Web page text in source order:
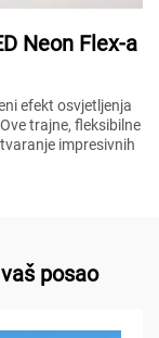
Neon Flex-a
efekt osvjetljenja
trajne, fleksibilne
impresivnih
posao